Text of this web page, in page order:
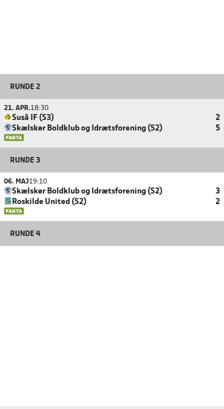
RUNDE 2
21. APR.18:30
Suså IF (S3)
2
Skælskør Boldklub og Idrætsforening (S2)
5
RUNDE 3
06. MAJ19:10
Skælskør Boldklub og Idrætsforening (S2)
3
Roskilde United (S2)
2
RUNDE 4